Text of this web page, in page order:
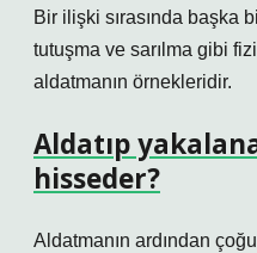
Bir ilişki sırasında başka
tutuşma ve sarılma gibi
aldatmanın örnekleridir.
Aldatıp
hisseder?
Aldatmanın ardından